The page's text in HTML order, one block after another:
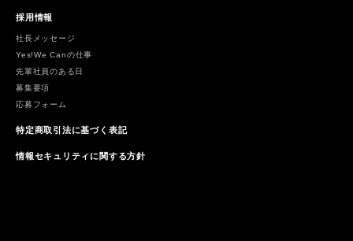
採用情報
社長メッセージ
Yes!We Canの仕事
先輩社員のある日
募集要項
応募フォーム
特定商取引法に基づく表記
情報セキュリティに関する方針